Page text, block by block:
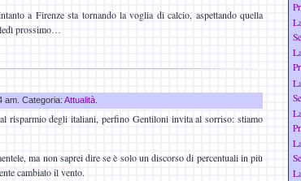
a Firenze sta tornando la voglia di calcio, aspettando quella
prossimo…
am. Categoria: Attualità
risparmio degli italiani, perfino Gentiloni invita al sorriso: stiamo
ma non saprei dire se è solo un discorso di percentuali in più
cambiato il vento.